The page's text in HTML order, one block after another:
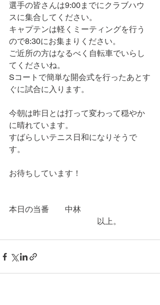
選手の皆さんは9:00までにクラブハウ
スに集合してください。
キャプテンは軽くミーティングを行う
ので8:30にお集まりください。
ご近所の方はなるべく自転車でいらし
てくださいね。
Sコートで簡単な開会式を行ったあとす
ぐに試合に入ります。
今朝は昨日とは打って変わって穏やか
に晴れています。
すばらしいテニス日和になりそうで
す。
お待ちしています！
本日の当番　　中林
以上。